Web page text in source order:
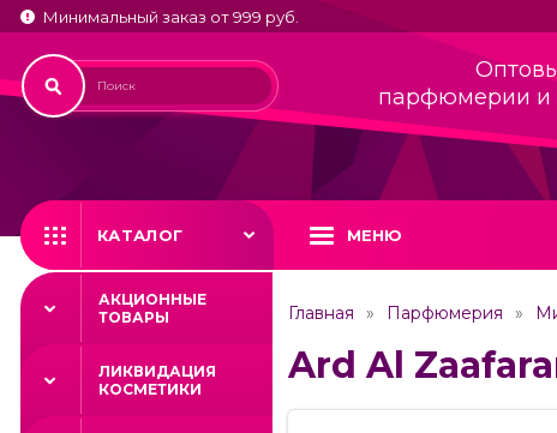
Минимальный заказ от 999 руб.
парфюмерии и
КАТАЛОГ МЕНЮ
АКЦИОННЫЕ
ТОВАРЫ
ЛИКВИДАЦИЯ
КОСМЕТИКИ
Главная Парфюмерия
Ard Al